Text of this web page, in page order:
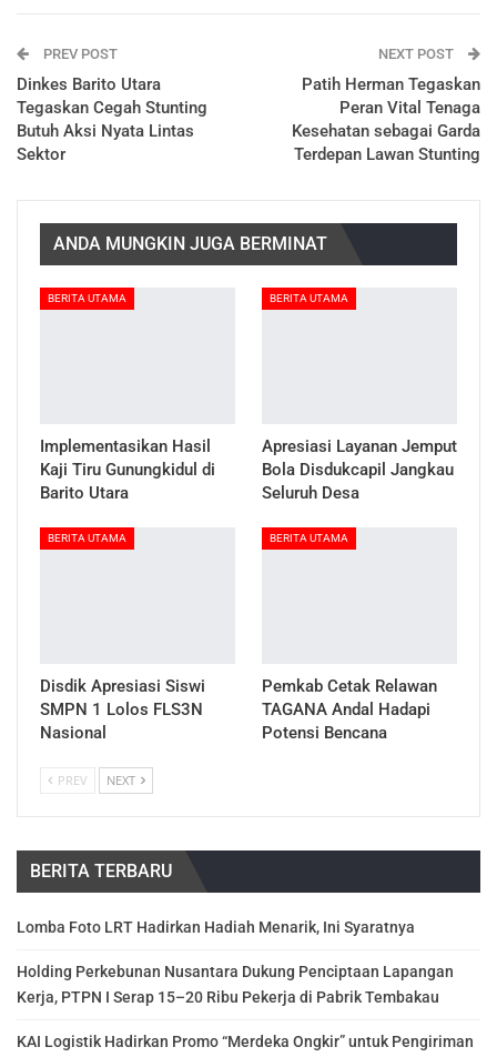
PREV POST
Dinkes Barito Utara
Tegaskan Cegah Stunting
Butuh Aksi Nyata Lintas
Sektor
NEXT POST
Patih Herman Tegaskan
Peran Vital Tenaga
Kesehatan sebagai Garda
Terdepan Lawan Stunting
ANDA MUNGKIN JUGA BERMINAT
BERITA UTAMA
Implementasikan Hasil
Kaji Tiru Gunungkidul di
Barito Utara
BERITA UTAMA
Apresiasi Layanan Jemput
Bola Disdukcapil Jangkau
Seluruh Desa
BERITA UTAMA
Disdik Apresiasi Siswi
SMPN 1 Lolos FLS3N
Nasional
BERITA UTAMA
Pemkab Cetak Relawan
TAGANA Andal Hadapi
Potensi Bencana
PREV NEXT
BERITA TERBARU
Lomba Foto LRT Hadirkan Hadiah Menarik, Ini Syaratnya
Holding Perkebunan Nusantara Dukung Penciptaan Lapangan
Kerja, PTPN I Serap 15–20 Ribu Pekerja di Pabrik Tembakau
KAI Logistik Hadirkan Promo “Merdeka Ongkir” untuk Pengiriman